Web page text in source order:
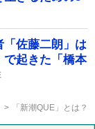
「佐藤二朗」は
起きた「橋本
「新潮QUE」とは？